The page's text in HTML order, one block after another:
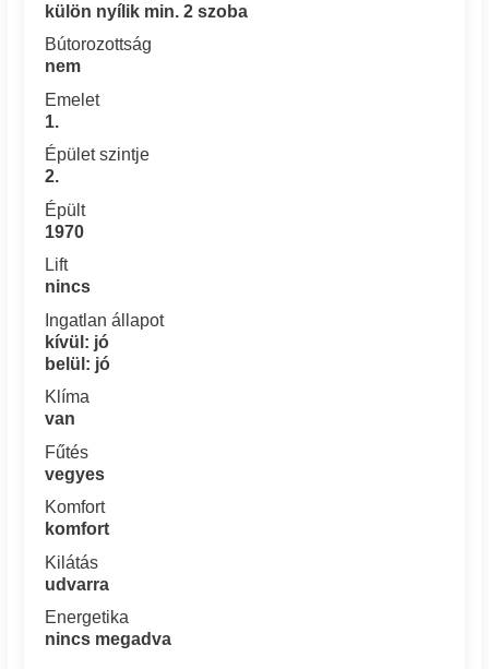
külön nyílik min. 2 szoba
Bútorozottság
nem
Emelet
1.
Épület szintje
2.
Épült
1970
Lift
nincs
Ingatlan állapot
kívül: jó
belül: jó
Klíma
van
Fűtés
vegyes
Komfort
komfort
Kilátás
udvarra
Energetika
nincs megadva